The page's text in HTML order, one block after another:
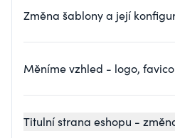
Změna šablony a její
Měníme vzhled - logo,
Titulní strana eshopu -